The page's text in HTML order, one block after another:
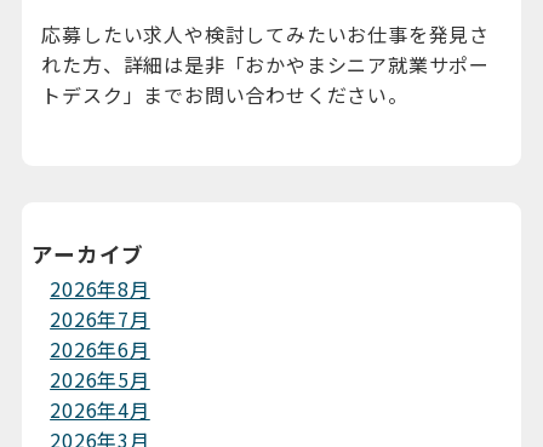
応募したい求人や検討してみたいお仕事を発見さ
れた方、詳細は是非「おかやまシニア就業サポー
トデスク」までお問い合わせください。
アーカイブ
2026年8月
2026年7月
2026年6月
2026年5月
2026年4月
2026年3月